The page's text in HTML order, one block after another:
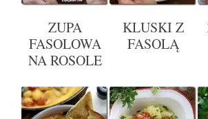
ZUPA
FASOLOWA
NA ROSOLE
KLUSKI Z
FASOLĄ